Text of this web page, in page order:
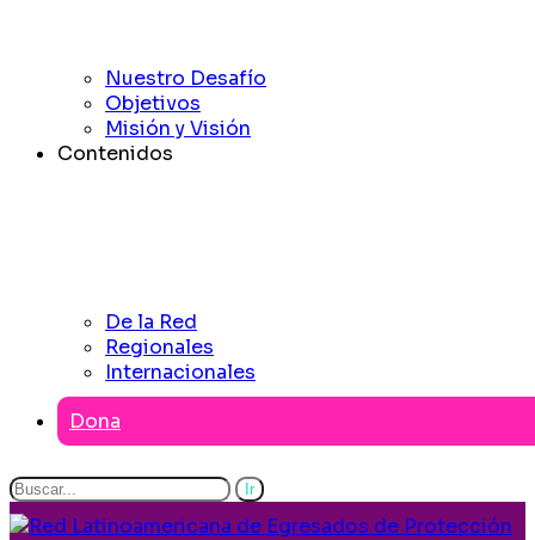
Nuestro Desafío
Objetivos
Misión y Visión
Contenidos
De la Red
Regionales
Internacionales
Dona